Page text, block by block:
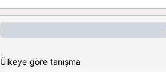
Ülkeye göre tanışma